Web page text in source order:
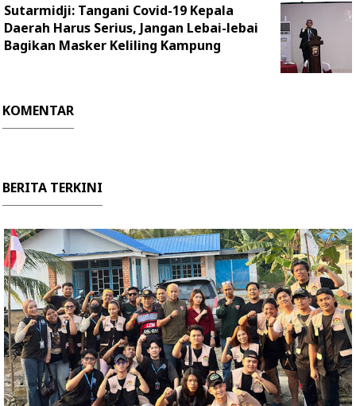
Sutarmidji: Tangani Covid-19 Kepala
Daerah Harus Serius, Jangan Lebai-lebai
Bagikan Masker Keliling Kampung
KOMENTAR
BERITA TERKINI